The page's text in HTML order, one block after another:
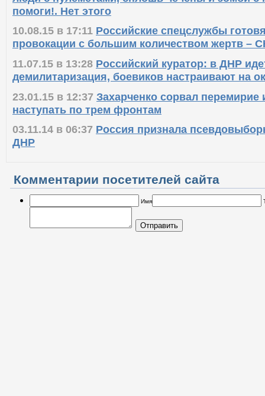
помоги!. Нет этого
10.08.15 в 17:11 Российские спецслужбы
провокации с большим количеством жертв –
11.07.15 в 13:28 Российский куратор: в ДНР
демилитаризация, боевиков настраивают на
23.01.15 в 12:37 Захарченко сорвал перемирие
наступать по трем фронтам
03.11.14 в 06:37 Россия признала
ДНР
Комментарии посетителей сайта
Имя
Отправить